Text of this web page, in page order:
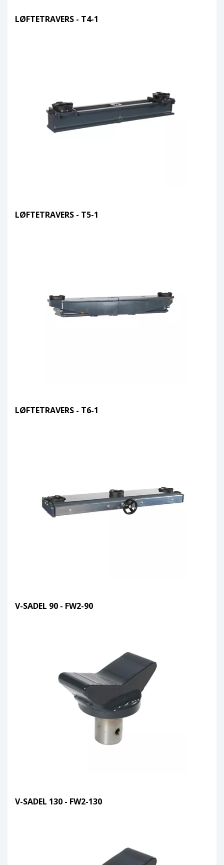
LØFTETRAVERS - T4-1
LØFTETRAVERS - T5-1
LØFTETRAVERS - T6-1
V-SADEL 90 - FW2-90
V-SADEL 130 - FW2-130